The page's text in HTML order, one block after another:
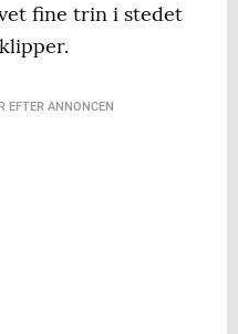
fine trin i stedet
EFTER ANNONCEN